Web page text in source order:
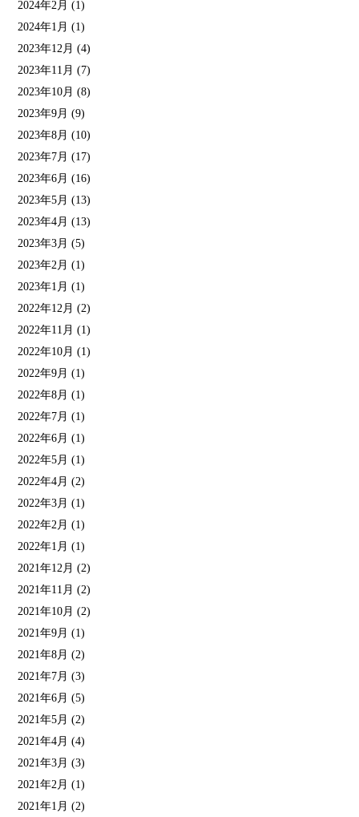
2024年2月 (1)
2024年1月 (1)
2023年12月 (4)
2023年11月 (7)
2023年10月 (8)
2023年9月 (9)
2023年8月 (10)
2023年7月 (17)
2023年6月 (16)
2023年5月 (13)
2023年4月 (13)
2023年3月 (5)
2023年2月 (1)
2023年1月 (1)
2022年12月 (2)
2022年11月 (1)
2022年10月 (1)
2022年9月 (1)
2022年8月 (1)
2022年7月 (1)
2022年6月 (1)
2022年5月 (1)
2022年4月 (2)
2022年3月 (1)
2022年2月 (1)
2022年1月 (1)
2021年12月 (2)
2021年11月 (2)
2021年10月 (2)
2021年9月 (1)
2021年8月 (2)
2021年7月 (3)
2021年6月 (5)
2021年5月 (2)
2021年4月 (4)
2021年3月 (3)
2021年2月 (1)
2021年1月 (2)